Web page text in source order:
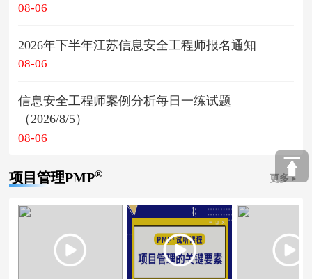
08-06
2026年下半年江苏信息安全工程师报名通知
08-06
信息安全工程师案例分析每日一练试题
（2026/8/5）
08-06
项目管理PMP® 更多